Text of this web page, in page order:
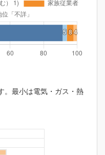
。最小は電気・ガス・熱